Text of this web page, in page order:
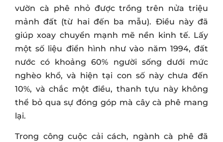
vườn cà phê nhỏ được trồng trên nửa triệu
mảnh đất (từ hai đến ba mẫu). Điều này đã
giúp xoay chuyển mạnh mẽ nền kinh tế. Lấy
một số liệu điển hình như vào năm 1994, đất
nước có khoảng 60% người sống dưới mức
nghèo khổ, và hiện tại con số này chưa đến
10%, và chắc một điều, thanh tựu này không
thể bỏ qua sự đóng góp mà cây cà phê mang
lại.
Trong công cuộc cải cách, ngành cà phê đã